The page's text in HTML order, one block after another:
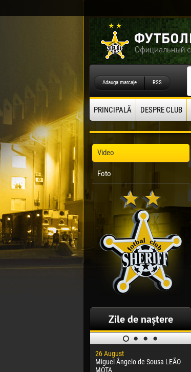
Adauga marcaje RSS
PRINCIPALĂ DESPRE CLUB
Video
Foto
Zile de naștere
26 August
Miguel Ângelo de Sousa LEÃO
MOTA